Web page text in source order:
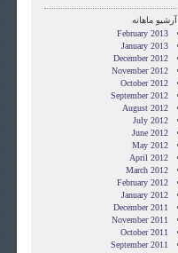
آرشیو ماهانه
February 2013
January 2013
December 2012
November 2012
October 2012
September 2012
August 2012
July 2012
June 2012
May 2012
April 2012
March 2012
February 2012
January 2012
December 2011
November 2011
October 2011
September 2011